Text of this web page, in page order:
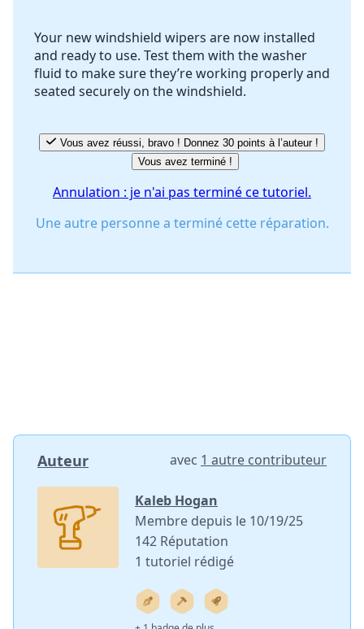
Annuler Publier un commentaire
Your new windshield wipers are now installed
and ready to use. Test them with the washer
fluid to make sure they’re working properly and
seated securely on the windshield.
Vous avez réussi, bravo ! Donnez 30 points à l’auteur !
Vous avez terminé !
Annulation : je n'ai pas terminé ce tutoriel.
Une autre personne a terminé cette réparation.
Auteur avec 1 autre contributeur
Kaleb Hogan
Membre depuis le 10/19/25
142 Réputation
1 tutoriel rédigé